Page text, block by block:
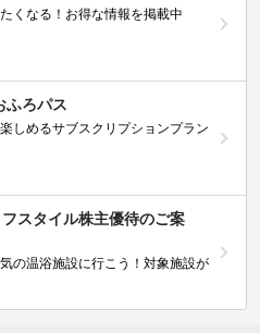
くなる！お得な情報を掲載中
ふろパス
しめるサブスクリプションプラン
フスタイル株主優待のご案
の温浴施設に行こう！対象施設が